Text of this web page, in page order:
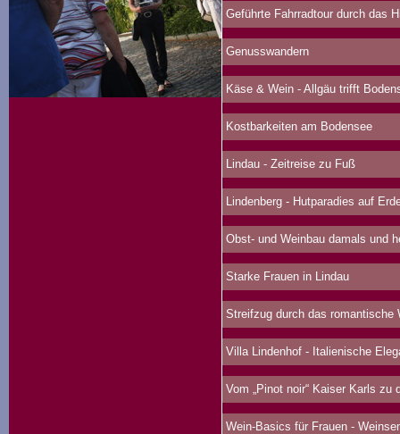
Geführte Fahrradtour durch das
Genusswandern
Käse & Wein - Allgäu trifft
Kostbarkeiten am Bodensee
Lindau - Zeitreise zu Fuß
Lindenberg - Hutparadies auf
Obst- und Weinbau damals und
Starke Frauen in Lindau
Streifzug durch das romantische
Villa Lindenhof - Italienische
Vom „Pinot noir“ Kaiser Karls zu
Wein-Basics für Frauen -